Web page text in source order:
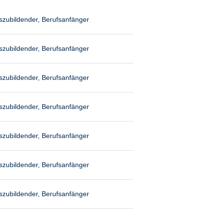
Berufsanfänger
Berufsanfänger
Berufsanfänger
Berufsanfänger
Berufsanfänger
Berufsanfänger
Berufsanfänger